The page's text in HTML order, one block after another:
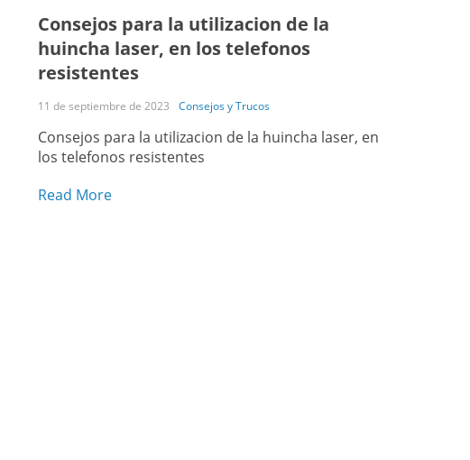
Consejos para la utilizacion de la
huincha laser, en los telefonos
resistentes
11 de septiembre de 2023 Consejos y Trucos
Consejos para la utilizacion de la huincha laser, en
los telefonos resistentes
Read More